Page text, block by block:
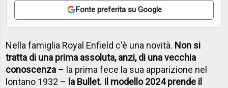
Fonte preferita su Google
Nella famiglia Royal Enfield c'è una novità. Non si
tratta di una prima assoluta, anzi, di una vecchia
conoscenza – la prima fece la sua apparizione nel
lontano 1932 – la Bullet. Il modello 2024 prende il